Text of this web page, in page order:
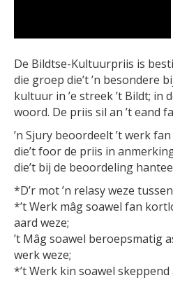
De Bildtse-Kultuurpriis is
die groep die’t ’n besondere
kultuur in ’e streek ’t Bildt; in
woord. De priis sil an ’t eand
’n Sjury beoordeelt ’t werk
die’t foor de priis in
die’t bij de beoordeling
*D’r mot ’n relasy weze
*’t Werk mâg soawel fan
aard weze;
’t Mâg soawel beroepsmatig
werk weze;
*’t Werk kin soawel